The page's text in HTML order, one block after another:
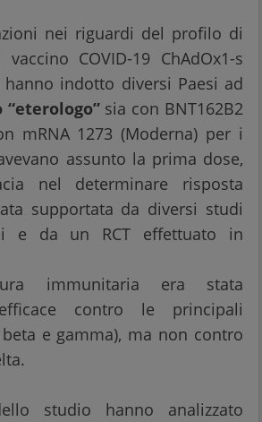
nei riguardi del profilo di
COVID-19 ChAdOx1-s
hanno indotto diversi Paesi ad
“eterologo”sia con BNT162B2
mRNA 1273 (Moderna) per i
assunto la prima dose,
nel determinare risposta
supportata da diversi studi
e da un RCT effettuato in
immunitaria era stata
contro le principali
e gamma), ma non contro
studio hanno analizzato